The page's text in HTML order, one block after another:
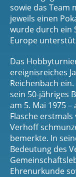
sowie das Team
jeweils einen
wurde durch ein
Europe
Das
ereignisreiches
Reichenbach
sein 50-jähriges
am 5. Mai 1975 –
Flasche
Verhoff
bemerkte. In
Bedeutung des
Ehrenurkunde